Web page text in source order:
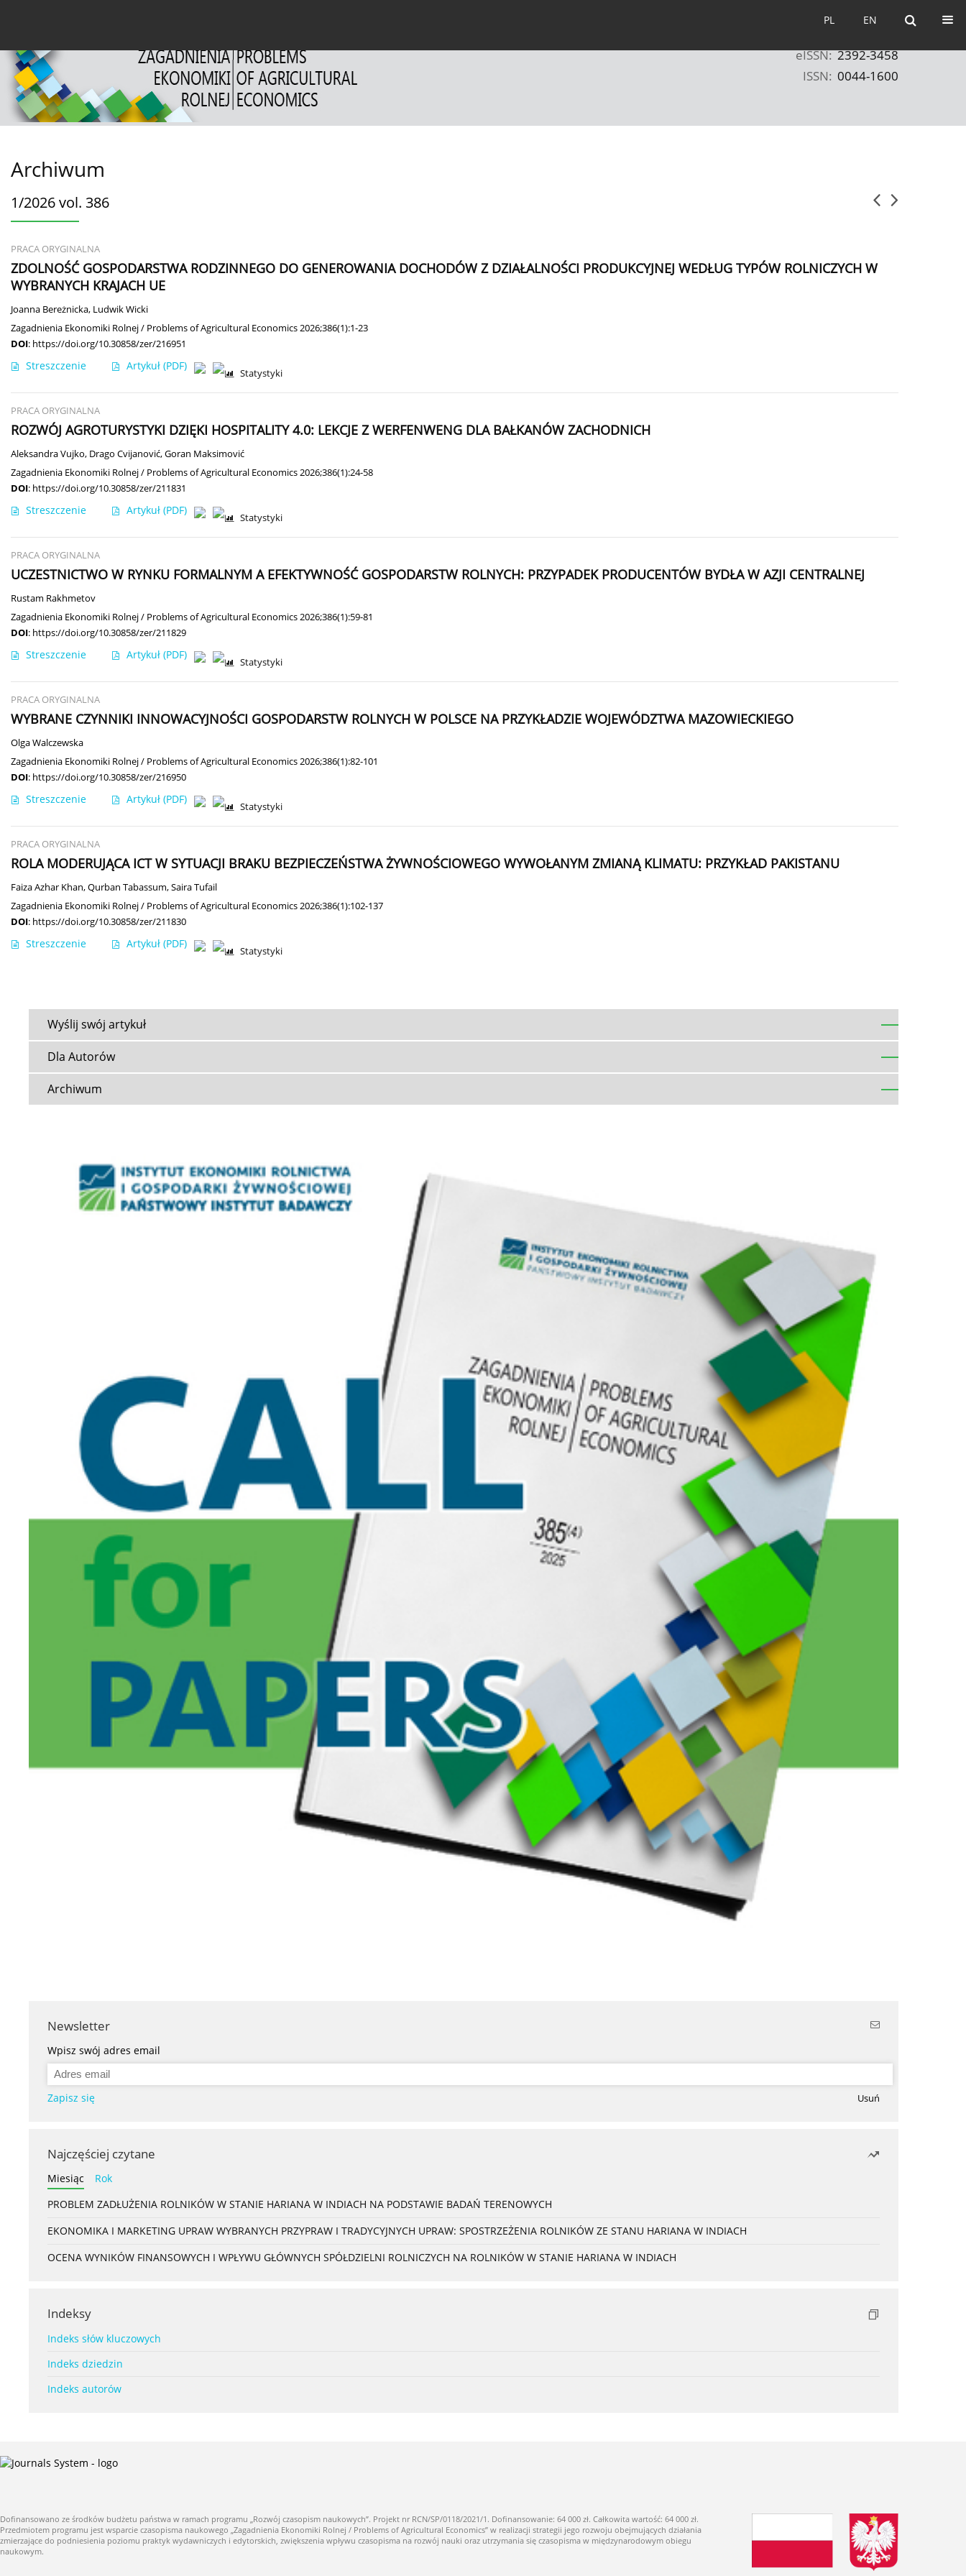
EN
PL EN
PL
eISSN: 2392-3458
ISSN: 0044-1600
Archiwum
1/2026 vol. 386
PRACA ORYGINALNA
ZDOLNOŚĆ GOSPODARSTWA RODZINNEGO DO GENEROWANIA DOCHODÓW Z DZIAŁALNOŚCI PRODUKCYJNEJ WEDŁUG TYPÓW ROLNICZYCH W
WYBRANYCH KRAJACH UE
Joanna Bereżnicka, Ludwik Wicki
Zagadnienia Ekonomiki Rolnej / Problems of Agricultural Economics 2026;386(1):1-23
DOI: https://doi.org/10.30858/zer/216951
Streszczenie Artykuł (PDF)
Statystyki
PRACA ORYGINALNA
ROZWÓJ AGROTURYSTYKI DZIĘKI HOSPITALITY 4.0: LEKCJE Z WERFENWENG DLA BAŁKANÓW ZACHODNICH
Aleksandra Vujko, Drago Cvijanović,Goran Maksimović
Zagadnienia Ekonomiki Rolnej / Problems of Agricultural Economics 2026;386(1):24-58
DOI: https://doi.org/10.30858/zer/211831
Streszczenie Artykuł (PDF)
Statystyki
PRACA ORYGINALNA
UCZESTNICTWO W RYNKU FORMALNYM A EFEKTYWNOŚĆ GOSPODARSTW ROLNYCH: PRZYPADEK PRODUCENTÓW BYDŁA W AZJI CENTRALNEJ
Rustam Rakhmetov
Zagadnienia Ekonomiki Rolnej / Problems of Agricultural Economics 2026;386(1):59-81
DOI: https://doi.org/10.30858/zer/211829
Streszczenie Artykuł (PDF)
Statystyki
PRACA ORYGINALNA
WYBRANE CZYNNIKI INNOWACYJNOŚCI GOSPODARSTW ROLNYCH W POLSCE NA PRZYKŁADZIE WOJEWÓDZTWA MAZOWIECKIEGO
Olga Walczewska
Zagadnienia Ekonomiki Rolnej / Problems of Agricultural Economics 2026;386(1):82-101
DOI: https://doi.org/10.30858/zer/216950
Streszczenie Artykuł (PDF)
Statystyki
PRACA ORYGINALNA
ROLA MODERUJĄCA ICT W SYTUACJI BRAKU BEZPIECZEŃSTWA ŻYWNOŚCIOWEGO WYWOŁANYM ZMIANĄ KLIMATU: PRZYKŁAD PAKISTANU
Faiza Azhar Khan,Qurban Tabassum,Saira Tufail
Zagadnienia Ekonomiki Rolnej / Problems of Agricultural Economics 2026;386(1):102-137
DOI: https://doi.org/10.30858/zer/211830
Streszczenie Artykuł (PDF)
Statystyki
Wyślij swój artykuł
Dla Autorów
Archiwum
Newsletter
Wpisz swój adres email
Zapisz się Usuń
Najczęściej czytane
Miesiąc
Rok
PROBLEM ZADŁUŻENIA ROLNIKÓW W STANIE HARIANA W INDIACH NA PODSTAWIE BADAŃ TERENOWYCH
EKONOMIKA I MARKETING UPRAW WYBRANYCH PRZYPRAW I TRADYCYJNYCH UPRAW: SPOSTRZEŻENIA ROLNIKÓW ZE STANU HARIANA W INDIACH
OCENA WYNIKÓW FINANSOWYCH I WPŁYWU GŁÓWNYCH SPÓŁDZIELNI ROLNICZYCH NA ROLNIKÓW W STANIE HARIANA W INDIACH
Indeksy
Indeks słów kluczowych
Indeks dziedzin
Indeks autorów
Dofinansowano ze środków budżetu państwa w ramach programu „Rozwój czasopism naukowych”. Projekt nr RCN/SP/0118/2021/1. Dofinansowanie: 64 000 zł. Całkowita wartość: 64 000 zł.
Przedmiotem programu jest wsparcie czasopisma naukowego „Zagadnienia Ekonomiki Rolnej / Problems of Agricultural Economics” w realizacji strategii jego rozwoju obejmujących działania
zmierzające do podniesienia poziomu praktyk wydawniczych i edytorskich, zwiększenia wpływu czasopisma na rozwój nauki oraz utrzymania się czasopisma w międzynarodowym obiegu
naukowym.